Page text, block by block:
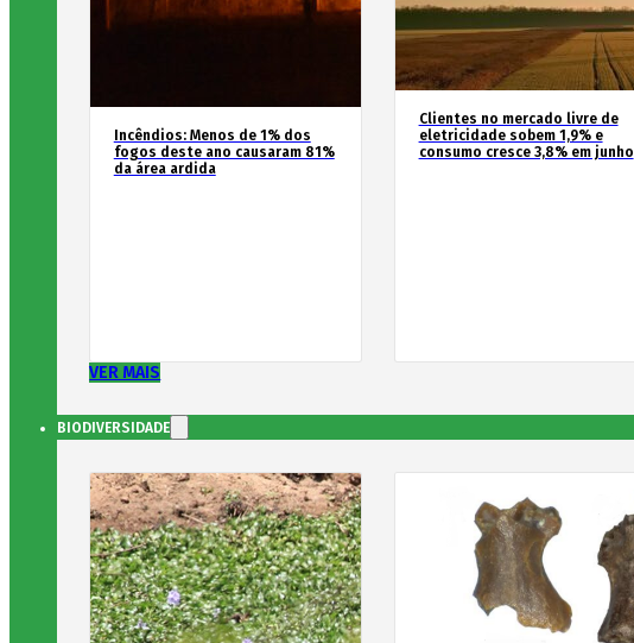
Incêndios: Menos de 1% dos
fogos deste ano causaram 81%
da área ardida
Clientes no mercado livre de
eletricidade sobem 1,9% e
consumo cresce 3,8% em junho
VER MAIS
BIODIVERSIDADE